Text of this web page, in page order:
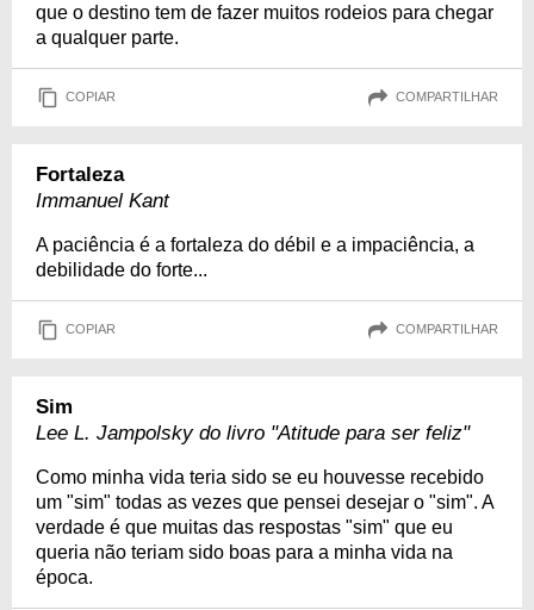
que o destino tem de fazer muitos rodeios para chegar
a qualquer parte.
COPIAR COMPARTILHAR
Fortaleza
Immanuel Kant
A paciência é a fortaleza do débil e a impaciência, a
debilidade do forte...
COPIAR COMPARTILHAR
Sim
Lee L. Jampolsky do livro "Atitude para ser feliz"
Como minha vida teria sido se eu houvesse recebido
um "sim" todas as vezes que pensei desejar o "sim". A
verdade é que muitas das respostas "sim" que eu
queria não teriam sido boas para a minha vida na
época.